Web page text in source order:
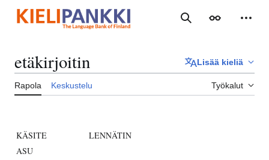
sisältöön
Haku Ulkoasu
etäkirjoitin Lisää kieliä
Rapola Keskustelu Työkalut
KÄSITE
LENNÄTIN
ASU